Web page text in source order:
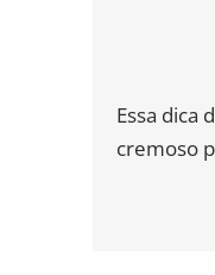
Essa dica
cremoso